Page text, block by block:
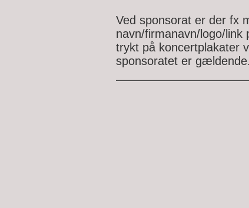
​Ved sponsorat er der fx
navn/firmanavn/logo/link
trykt på koncertplakater
sponsoratet er gældende.